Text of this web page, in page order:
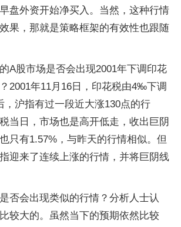
盘外资开始净买入。当然，这种行情
果，那就是策略框架的有效性也跟随
A股市场是否会出现2001年下调印花
2001年11月16日，印花税由4‰下调
沪指有过一段近大涨130点的行
当日，市场也是高开低走，收出巨阴
只有1.57%，与昨天的行情相似。但
迎来了连续上涨的行情，并将巨阴线
否会出现类似的行情？分析人士认
较大的。虽然当下的预期依然比较